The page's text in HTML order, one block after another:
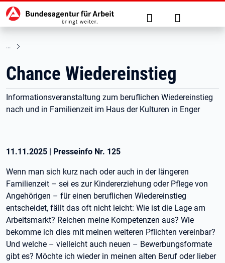
zu den Hauptinhalten springen
Hauptnavigation Suche Anmelden
Chance Wiedereinstieg
Informationsveranstaltung zum beruflichen Wiedereinstieg
nach und in Familienzeit im Haus der Kulturen in Enger
11.11.2025 | Presseinfo Nr. 125
Wenn man sich kurz nach oder auch in der längeren
Familienzeit – sei es zur Kindererziehung oder Pflege von
Angehörigen – für einen beruflichen Wiedereinstieg
entscheidet, fällt das oft nicht leicht: Wie ist die Lage am
Arbeitsmarkt? Reichen meine Kompetenzen aus? Wie
bekomme ich dies mit meinen weiteren Pflichten vereinbar?
Und welche – vielleicht auch neuen – Bewerbungsformate
gibt es? Möchte ich wieder in meinen alten Beruf oder lieber